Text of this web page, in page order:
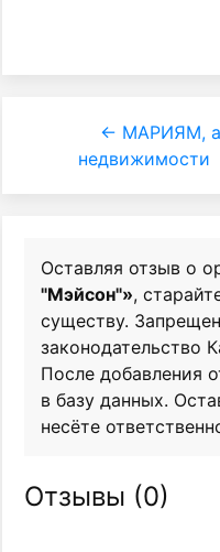
← МАРИЯМ,
недвижимости
Оставляя отзыв о
"Мэйсон"»,
существу.
законодательство
После добавления
в базу данных.
несёте
Отзывы (0)